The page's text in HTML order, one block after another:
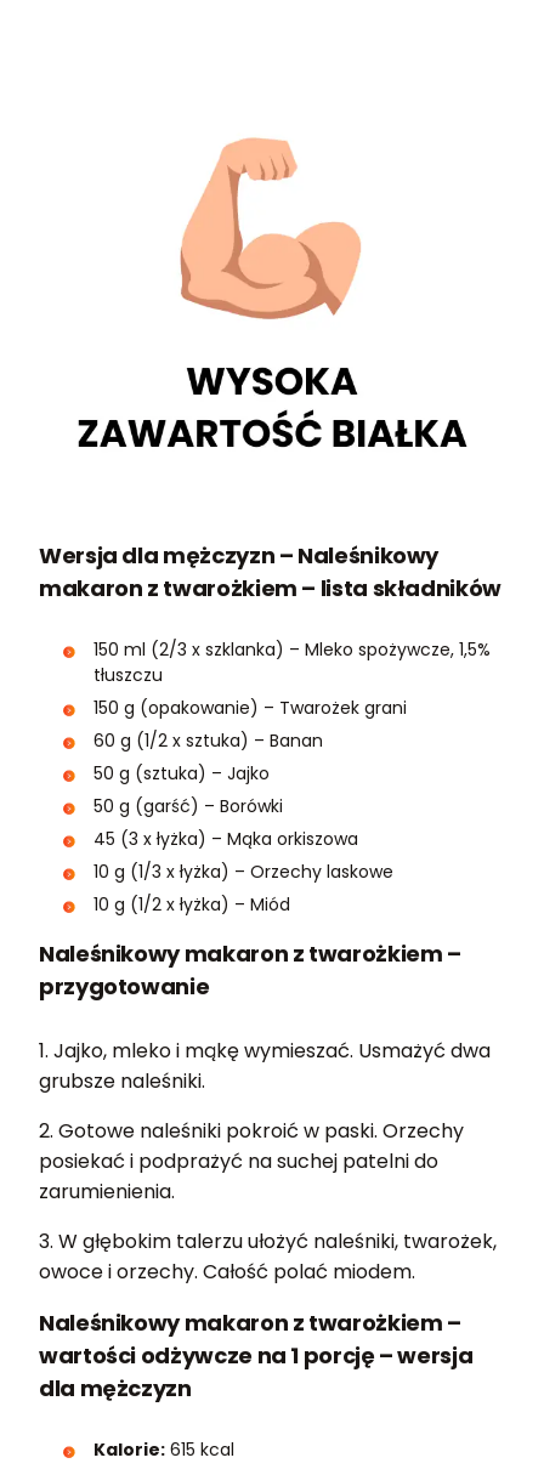
Wersja dla mężczyzn – Naleśnikowy
makaron z twarożkiem – lista składników
150 ml (2/3 x szklanka) – Mleko spożywcze, 1,5%
tłuszczu
150 g (opakowanie) – Twarożek grani
60 g (1/2 x sztuka) – Banan
50 g (sztuka) – Jajko
50 g (garść) – Borówki
45 (3 x łyżka) – Mąka orkiszowa
10 g (1/3 x łyżka) – Orzechy laskowe
10 g (1/2 x łyżka) – Miód
Naleśnikowy makaron z twarożkiem –
przygotowanie
1. Jajko, mleko i mąkę wymieszać. Usmażyć dwa
grubsze naleśniki.
2. Gotowe naleśniki pokroić w paski. Orzechy
posiekać i podprażyć na suchej patelni do
zarumienienia.
3. W głębokim talerzu ułożyć naleśniki, twarożek,
owoce i orzechy. Całość polać miodem.
Naleśnikowy makaron z twarożkiem –
wartości odżywcze na 1 porcję – wersja
dla mężczyzn
Kalorie: 615 kcal